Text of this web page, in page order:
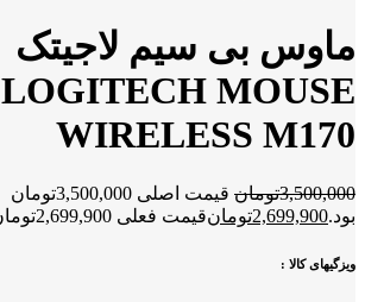
ماوس بی سیم لاجیتک
LOGITECH MOUSE
WIRELESS M170
3,500,000تومان
قیمت اصلی 3,500,000تومان
بود.2,699,900تومانقیمت فعلی 2,699,900تومان است.
ویزگیهای کالا :